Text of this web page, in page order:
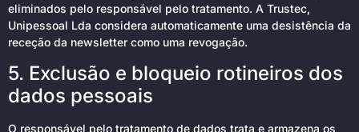
eliminados pelo responsável pelo tratamento. A Trustec,
Unipessoal Lda considera automaticamente uma desistência da
receção da newsletter como uma revogação.
5. Exclusão e bloqueio rotineiros dos
dados pessoais
O responsável pelo tratamento de dados trata e armazena os